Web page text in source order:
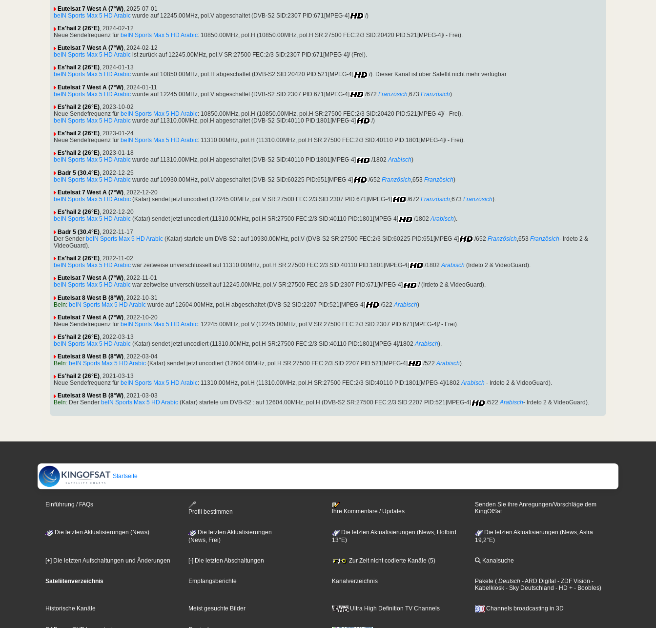
Eutelsat 7 West A (7°W), 2025-07-01
beIN Sports Max 5 HD Arabic wurde auf 12245.00MHz, pol.V abgeschaltet (DVB-S2 SID:2307 PID:671[MPEG-4]
/)
Es'hail 2 (26°E), 2024-02-12
Neue Sendefrequenz für beIN Sports Max 5 HD Arabic: 10850.00MHz, pol.H (10850.00MHz, pol.H SR:27500 FEC:2/3 SID:20420 PID:521[MPEG-4]/ - Frei).
Eutelsat 7 West A (7°W), 2024-02-12
beIN Sports Max 5 HD Arabic ist zurück auf 12245.00MHz, pol.V SR:27500 FEC:2/3 SID:2307 PID:671[MPEG-4]/ (Frei).
Es'hail 2 (26°E), 2024-01-13
beIN Sports Max 5 HD Arabic wurde auf 10850.00MHz, pol.H abgeschaltet (DVB-S2 SID:20420 PID:521[MPEG-4]
/). Dieser Kanal ist über Satellit nicht mehr verfügbar
Eutelsat 7 West A (7°W) , 2024-01-11
beIN Sports Max 5 HD Arabic wurde auf 12245.00MHz, pol.V abgeschaltet (DVB-S2 SID:2307 PID:671[MPEG-4] /672 Französich ,673 Französich)
Es'hail 2 (26°E), 2023-10-02
Neue Sendefrequenz für beIN Sports Max 5 HD Arabic: 10850.00MHz, pol.H (10850.00MHz, pol.H SR:27500 FEC:2/3 SID:20420 PID:521[MPEG-4]/ - Frei).
beIN Sports Max 5 HD Arabic wurde auf 11310.00MHz, pol.H abgeschaltet (DVB-S2 SID:40110 PID:1801[MPEG-4]
/)
Es'hail 2 (26°E), 2023-01-24
Neue Sendefrequenz für beIN Sports Max 5 HD Arabic: 11310.00MHz, pol.H (11310.00MHz, pol.H SR:27500 FEC:2/3 SID:40110 PID:1801[MPEG-4]/ - Frei).
Es'hail 2 (26°E), 2023-01-18
beIN Sports Max 5 HD Arabic wurde auf 11310.00MHz, pol.H abgeschaltet (DVB-S2 SID:40110 PID:1801[MPEG-4] /1802 Arabisch)
Badr 5 (30.4°E) , 2022-12-25
beIN Sports Max 5 HD Arabic wurde auf 10930.00MHz, pol.V abgeschaltet (DVB-S2 SID:60225 PID:651[MPEG-4] /652 Französich ,653 Französich)
Eutelsat 7 West A (7°W), 2022-12-20
beIN Sports Max 5 HD Arabic (Katar) sendet jetzt uncodiert (12245.00MHz, pol.V SR:27500 FEC:2/3 SID:2307 PID:671[MPEG-4] /672 Französich,673 Französich).
Es'hail 2 (26°E), 2022-12-20
beIN Sports Max 5 HD Arabic (Katar) sendet jetzt uncodiert (11310.00MHz, pol.H SR:27500 FEC:2/3 SID:40110 PID:1801[MPEG-4] /1802 Arabisch).
Badr 5 (30.4°E) , 2022-11-17
Der Sender beIN Sports Max 5 HD Arabic (Katar) startete um DVB-S2 : auf 10930.00MHz, pol.V (DVB-S2 SR:27500 FEC:2/3 SID:60225 PID:651[MPEG-4] /652 Französich ,653 Französich- Irdeto 2 &
VideoGuard).
Es'hail 2 (26°E), 2022-11-02
beIN Sports Max 5 HD Arabic war zeitweise unverschlüsselt auf 11310.00MHz, pol.H SR:27500 FEC:2/3 SID:40110 PID:1801[MPEG-4] /1802 Arabisch (Irdeto 2 & VideoGuard).
Eutelsat 7 West A (7°W), 2022-11-01
beIN Sports Max 5 HD Arabic war zeitweise unverschlüsselt auf 12245.00MHz, pol.V SR:27500 FEC:2/3 SID:2307 PID:671[MPEG-4]
/ (Irdeto 2 & VideoGuard).
Eutelsat 8 West B (8°W) , 2022-10-31
BeIn: beIN Sports Max 5 HD Arabic wurde auf 12604.00MHz, pol.H abgeschaltet (DVB-S2 SID:2207 PID:521[MPEG-4] /522 Arabisch)
Eutelsat 7 West A (7°W), 2022-10-20
Neue Sendefrequenz für beIN Sports Max 5 HD Arabic: 12245.00MHz, pol.V (12245.00MHz, pol.V SR:27500 FEC:2/3 SID:2307 PID:671[MPEG-4]/ - Frei).
Es'hail 2 (26°E), 2022-03-13
beIN Sports Max 5 HD Arabic (Katar) sendet jetzt uncodiert (11310.00MHz, pol.H SR:27500 FEC:2/3 SID:40110 PID:1801[MPEG-4]/1802 Arabisch).
Eutelsat 8 West B (8°W), 2022-03-04
BeIn: beIN Sports Max 5 HD Arabic (Katar) sendet jetzt uncodiert (12604.00MHz, pol.H SR:27500 FEC:2/3 SID:2207 PID:521[MPEG-4] /522 Arabisch).
Es'hail 2 (26°E), 2021-03-13
Neue Sendefrequenz für beIN Sports Max 5 HD Arabic: 11310.00MHz, pol.H (11310.00MHz, pol.H SR:27500 FEC:2/3 SID:40110 PID:1801[MPEG-4]/1802 Arabisch - Irdeto 2 & VideoGuard).
Eutelsat 8 West B (8°W), 2021-03-03
BeIn: Der Sender beIN Sports Max 5 HD Arabic (Katar) startete um DVB-S2 : auf 12604.00MHz, pol.H (DVB-S2 SR:27500 FEC:2/3 SID:2207 PID:521[MPEG-4] /522 Arabisch- Irdeto 2 & VideoGuard).
Startseite
Einführung / FAQs
Profil bestimmen
Ihre Kommentare / Updates
Senden Sie ihre Anregungen/Vorschläge dem
KingOfSat
Die letzten Aktualisierungen (News)
Die letzten Aktualisierungen
(News, Frei)
Die letzten Aktualisierungen (News, Hotbird
13°E)
Die letzten Aktualisierungen (News, Astra
19,2°E)
[+] Die letzten Aufschaltungen und Änderungen [-] Die letzten Abschaltungen Zur Zeit nicht codierte Kanäle (5) Kanalsuche
Sateliitenverzeichnis Empfangsberichte Kanalverzeichnis Pakete ( Deutsch - ARD Digital - ZDF Vision -
Kabelkiosk - Sky Deutschland - HD + - Boobles)
Historische Kanäle Meist gesuchte Bilder Ultra High Definition TV Channels Channels broadcasting in 3D